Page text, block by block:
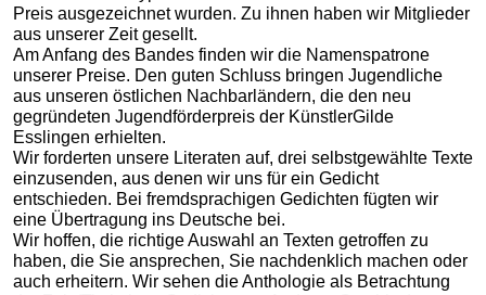
Preis ausgezeichnet wurden. Zu ihnen haben wir Mitglieder
aus unserer Zeit gesellt.
Am Anfang des Bandes finden wir die Namenspatrone
unserer Preise. Den guten Schluss bringen Jugendliche
aus unseren östlichen Nachbarländern, die den neu
gegründeten Jugendförderpreis der KünstlerGilde
Esslingen erhielten.
Wir forderten unsere Literaten auf, drei selbstgewählte Texte
einzusenden, aus denen wir uns für ein Gedicht
entschieden. Bei fremdsprachigen Gedichten fügten wir
eine Übertragung ins Deutsche bei.
Wir hoffen, die richtige Auswahl an Texten getroffen zu
haben, die Sie ansprechen, Sie nachdenklich machen oder
auch erheitern. Wir sehen die Anthologie als Betrachtung